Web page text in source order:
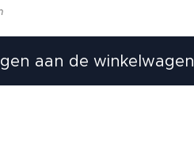
aan de winkelwagen